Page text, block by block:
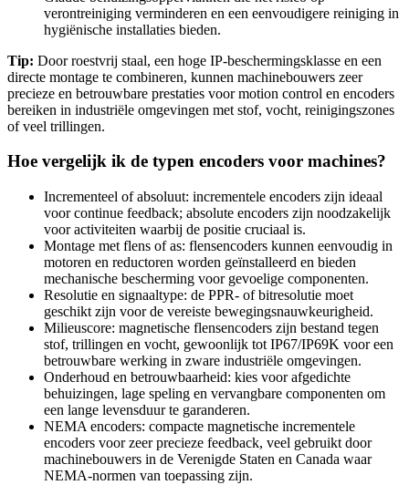
verontreiniging verminderen en een eenvoudigere reiniging in
hygiënische installaties bieden.
Tip: Door roestvrij staal, een hoge IP-beschermingsklasse en een
directe montage te combineren, kunnen machinebouwers zeer
precieze en betrouwbare prestaties voor motion control en encoders
bereiken in industriële omgevingen met stof, vocht, reinigingszones
of veel trillingen.
Hoe vergelijk ik de typen encoders voor machines?
Incrementeel of absoluut: incrementele encoders zijn ideaal
voor continue feedback; absolute encoders zijn noodzakelijk
voor activiteiten waarbij de positie cruciaal is.
Montage met flens of as: flensencoders kunnen eenvoudig in
motoren en reductoren worden geïnstalleerd en bieden
mechanische bescherming voor gevoelige componenten.
Resolutie en signaaltype: de PPR- of bitresolutie moet
geschikt zijn voor de vereiste bewegingsnauwkeurigheid.
Milieuscore: magnetische flensencoders zijn bestand tegen
stof, trillingen en vocht, gewoonlijk tot IP67/IP69K voor een
betrouwbare werking in zware industriële omgevingen.
Onderhoud en betrouwbaarheid: kies voor afgedichte
behuizingen, lage speling en vervangbare componenten om
een lange levensduur te garanderen.
NEMA encoders: compacte magnetische incrementele
encoders voor zeer precieze feedback, veel gebruikt door
machinebouwers in de Verenigde Staten en Canada waar
NEMA-normen van toepassing zijn.